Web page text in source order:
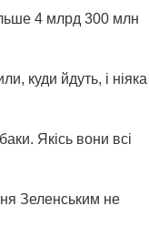
4 млрд 300 млн
куди йдуть, і ніяка
Якісь вони всі
Зеленським не